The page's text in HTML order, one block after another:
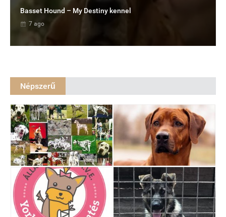
Basset Hound – My Destiny kennel
7 ago
Népszerű